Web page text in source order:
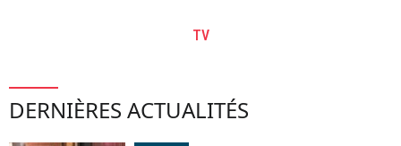
TV
DERNIÈRES ACTUALITÉS